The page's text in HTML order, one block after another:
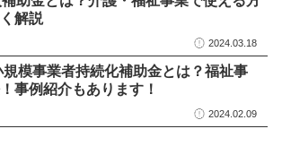
解説
2024.03.18
規模事業者持続化補助金とは？福祉事
事例紹介もあります！
2024.02.09